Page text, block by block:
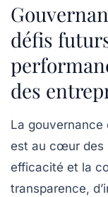
défis
des
La gouvernance
est au cœur des
efficacité et la
transparence,